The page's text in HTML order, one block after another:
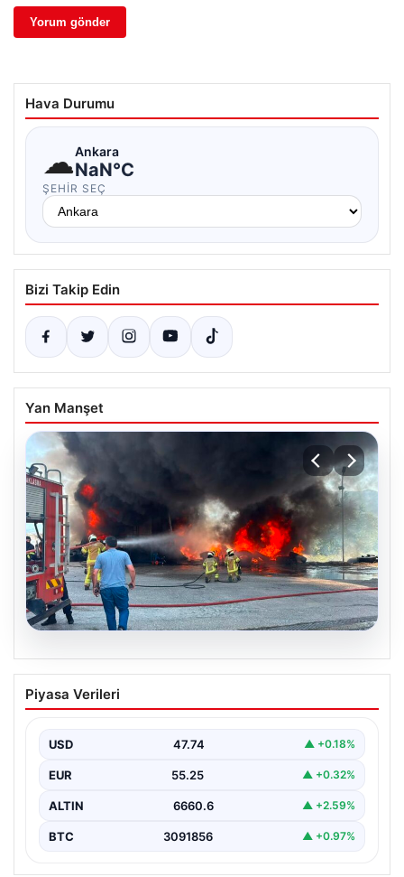
Hava Durumu
☁Ankara
NaN°C
ŞEHIR SEÇ
Bizi Takip Edin
Yan Manşet
Dumanlar ilçeyi kapladı: Bursa’da
tamirhanede yangın
Piyasa Verileri
USD 47.74 ▲ +0.18%
EUR 55.25 ▲ +0.32%
ALTIN 6660.6 ▲ +2.59%
BTC 3091856 ▲ +0.97%